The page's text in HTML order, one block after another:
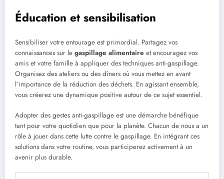
Éducation et sensibilisation
Sensibiliser votre entourage est primordial. Partagez vos
connaissances sur le gaspillage alimentaire et encouragez vos
amis et votre famille à appliquer des techniques anti-gaspillage.
Organisez des ateliers ou des dîners où vous mettez en avant
l’importance de la réduction des déchets. En agissant ensemble,
vous créerez une dynamique positive autour de ce sujet essentiel.
Adopter des gestes anti-gaspillage est une démarche bénéfique
tant pour votre quotidien que pour la planète. Chacun de nous a un
rôle à jouer dans cette lutte contre le gaspillage. En intégrant ces
solutions dans votre routine, vous participerez activement à un
avenir plus durable.